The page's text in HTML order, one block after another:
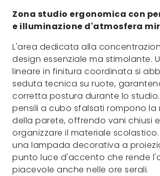
Zona studio ergonomica con
e illuminazione d'atmosfera
L'area dedicata alla
design essenziale ma stimolante.
lineare in finitura coordinata si
seduta tecnica su ruote,
corretta postura durante lo studio.
pensili a cubo sfalsati rompono
della parete, offrendo vani chiusi
organizzare il materiale
una lampada decorativa a
punto luce d'accento che rende
piacevole anche nelle ore serali.